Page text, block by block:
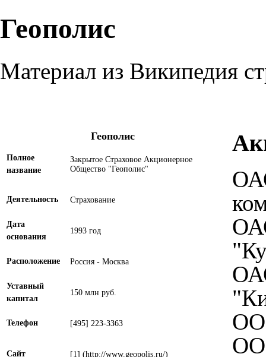
Геополис
Материал из Википедия
Геополис
Полное
название
Закрытое Страховое Акционерное
Общество "Геополис"
Деятельность Страхование
Дата
основания
1993 год
Расположение Россия -Москва
Уставный
капитал
150 млн руб.
Телефон [495] 22З-ЗЗ6З
Сайт [1]